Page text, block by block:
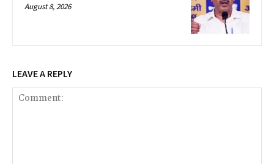
August 8, 2026
LEAVE A REPLY